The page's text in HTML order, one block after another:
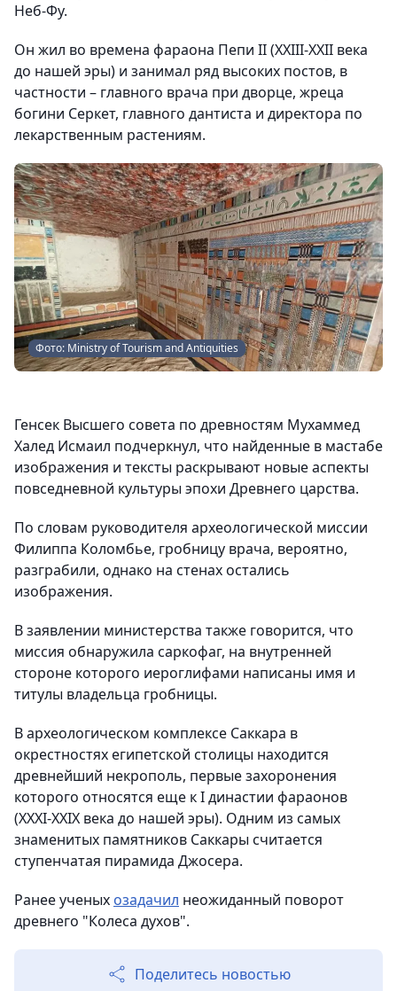
Неб-Фу.
Он жил во времена фараона Пепи II (XXIII-XXII века
до нашей эры) и занимал ряд высоких постов, в
частности – главного врача при дворце, жреца
богини Серкет, главного дантиста и директора по
лекарственным растениям.
Фото: Ministry of Tourism and Antiquities
Генсек Высшего совета по древностям Мухаммед
Халед Исмаил подчеркнул, что найденные в мастабе
изображения и тексты раскрывают новые аспекты
повседневной культуры эпохи Древнего царства.
По словам руководителя археологической миссии
Филиппа Коломбье, гробницу врача, вероятно,
разграбили, однако на стенах остались
изображения.
В заявлении министерства также говорится, что
миссия обнаружила саркофаг, на внутренней
стороне которого иероглифами написаны имя и
титулы владельца гробницы.
В археологическом комплексе Саккара в
окрестностях египетской столицы находится
древнейший некрополь, первые захоронения
которого относятся еще к I династии фараонов
(XXXI-XXIX века до нашей эры). Одним из самых
знаменитых памятников Саккары считается
ступенчатая пирамида Джосера.
Ранее ученых озадачил неожиданный поворот
древнего "Колеса духов".
Поделитесь новостью